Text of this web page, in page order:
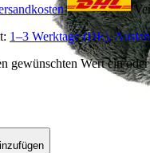
1–3 Werktage (DE),
gewünschten Wert ein